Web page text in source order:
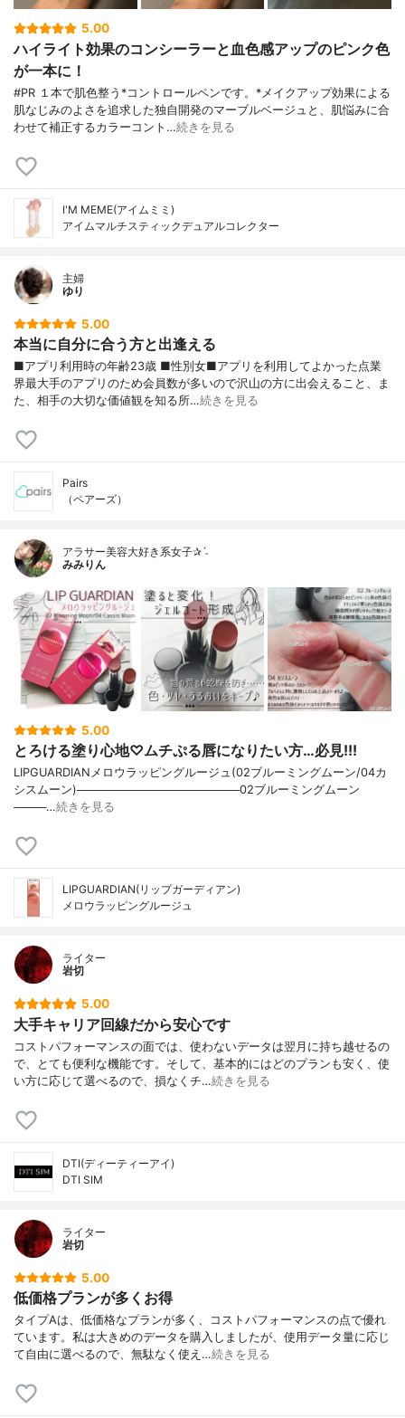
5.00
ハイライト効果のコンシーラーと血色感アップのピンク色
が一本に！
#PR １本で肌色整う*コントロールペンです。*メイクアップ効果による
肌なじみのよさを追求した独自開発のマーブルベージュと、肌悩みに合
わせて補正するカラーコント…続きを見る
I'M MEME(アイムミミ)
アイムマルチスティックデュアルコレクター
主婦
ゆり
5.00
本当に自分に合う方と出逢える
■アプリ利用時の年齢23歳 ■性別女■アプリを利用してよかった点業
界最大手のアプリのため会員数が多いので沢山の方に出会えること、ま
た、相手の大切な価値観を知る所…続きを見る
Pairs
（ペアーズ）
アラサー美容大好き系女子✰ˊ˗
みみりん
5.00
とろける塗り心地♡ムチぷる唇になりたい方…必見!!!
LIPGUARDIANメロウラッピングルージュ(02ブルーミングムーン/04カ
シスムーン)────────────────────02ブルーミングムーン
────…続きを見る
LIPGUARDIAN(リップガーディアン)
メロウラッピングルージュ
ライター
岩切
5.00
大手キャリア回線だから安心です
コストパフォーマンスの面では、使わないデータは翌月に持ち越せるの
で、とても便利な機能です。そして、基本的にはどのプランも安く、使
い方に応じて選べるので、損なくチ…続きを見る
DTI(ディーティーアイ)
DTI SIM
ライター
岩切
5.00
低価格プランが多くお得
タイプAは、低価格なプランが多く、コストパフォーマンスの点で優れ
ています。私は大きめのデータを購入しましたが、使用データ量に応じ
て自由に選べるので、無駄なく使え…続きを見る